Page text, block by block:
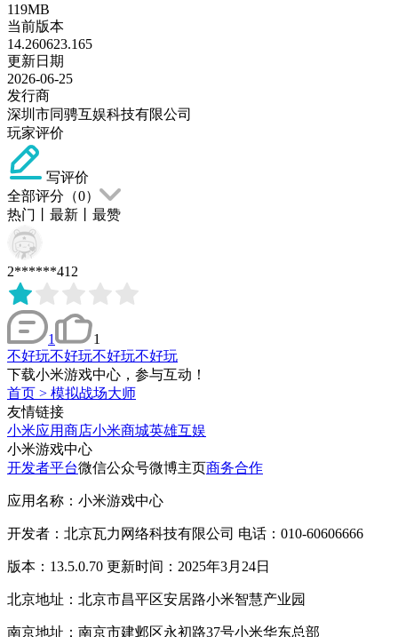
119MB
当前版本
14.260623.165
更新日期
2026-06-25
发行商
深圳市同骋互娱科技有限公司
玩家评价
写评价
全部评分（0）
热门
最新 最赞
2******412
1
1
不好玩不好玩不好玩不好玩
下载小米游戏中心，参与互动！
首页 > 模拟战场大师
友情链接
小米应用商店小米商城英雄互娱
小米游戏中心
开发者平台微信公众号微博主页商务合作
应用名称：小米游戏中心
开发者：北京瓦力网络科技有限公司 电话：010-60606666
版本：13.5.0.70 更新时间：2025年3月24日
北京地址：北京市昌平区安居路小米智慧产业园
南京地址：南京市建邺区永初路37号小米华东总部